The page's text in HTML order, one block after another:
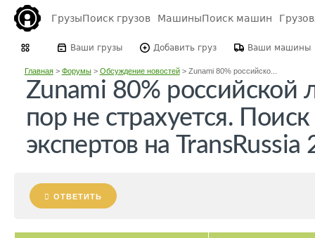
ГрузыПоиск грузов МашиныПоиск машин
Ваши грузы Добавить груз Ваши машины
Главная> Форумы> Обсуждение новостей> Zunami 80% российско...
Zunami 80% российской
пор не страхуется.
экспертов на TransRussia
ОТВЕТИТЬ